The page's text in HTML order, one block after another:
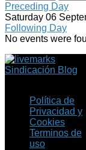
Preceding Day
Saturday 06
Following Day
No events were
Sindicación Blog
Política de
Privacidad y
Cookies
Terminos de
uso